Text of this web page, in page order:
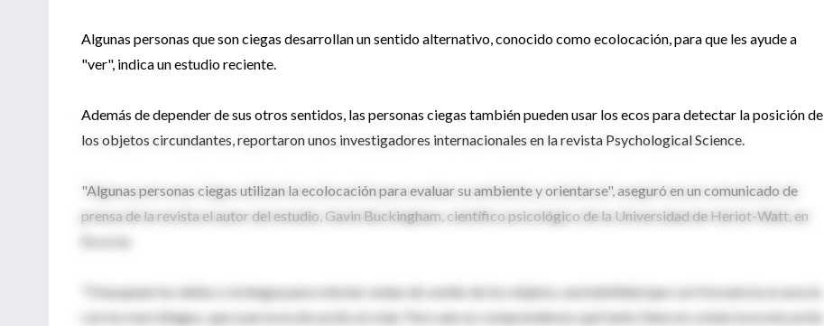
Algunas personas que son ciegas desarrollan un sentido alternativo, conocido como ecolocación, para que les ayude a
"ver", indica un estudio reciente.
Además de depender de sus otros sentidos, las personas ciegas también pueden usar los ecos para detectar la posición de
los objetos circundantes, reportaron unos investigadores internacionales en la revista Psychological Science.
"Algunas personas ciegas utilizan la ecolocación para evaluar su ambiente y orientarse", aseguró en un comunicado de
prensa de la revista el autor del estudio, Gavin Buckingham, científico psicológico de la Universidad de Heriot-Watt, en
Escocia.
"Chasquean los dedos o la lengua para rebotar ondas de sonido de los objetos, una habilidad que con frecuencia se asocia
con los murciélagos, que usan la ecolocación al volar. Pero aún no comprendemos qué tanto tiene en común la ecolocación